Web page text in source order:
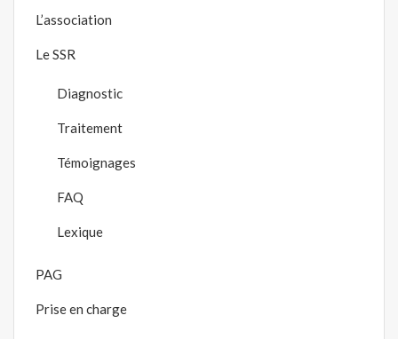
L’association
Le SSR
Diagnostic
Traitement
Témoignages
FAQ
Lexique
PAG
Prise en charge